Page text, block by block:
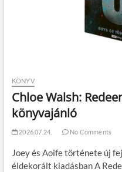
KÖNYV
Chloe Walsh:
könyvajánló
2026.07.24. No Comments
Joey és Aoife története új
éldekorált kiadásban A